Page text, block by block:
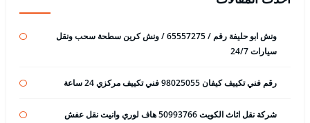
ونش ابو حليفة رقم / 65557275 / ونش كرين سطحة سحب ونقل
سيارات 24/7
رقم فني تكييف كيفان 98025055 فني تكييف مركزي 24 ساعة
شركة نقل اثاث الكويت 50993766 هاف لوري وانيت نقل عفش